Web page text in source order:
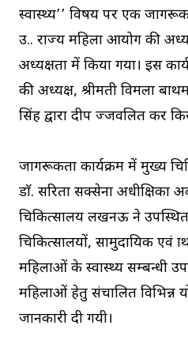
स्वास्थ्य’’ विषय पर एक
उ.प्र. राज्य महिला आयोग की
अध्यक्षता में किया गया। इस
की अध्यक्ष, श्रीमती विमला
सिंह द्वारा दीप प्रज्जवलित कर
जागरूकता कार्यक्रम में मुख्य
डाॅ. सरिता सक्सेना अधीक्षिका
चिकित्सालय लखनऊ ने उपस्थित
चिकित्सालयों, सामुदायिक एवं
महिलाओं के स्वास्थ्य सम्बन्धी
महिलाओं हेतु संचालित विभिन्न
जानकारी दी गयी।